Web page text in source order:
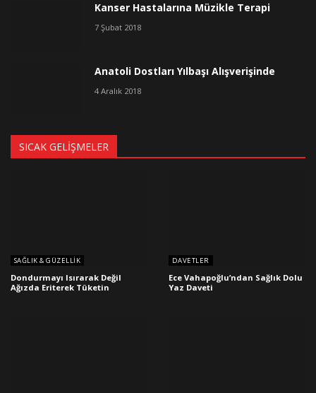
Kanser Hastalarına Müzikle Terapi
7 Şubat 2018
Anatoli Dostları Yılbaşı Alışverişinde
4 Aralık 2018
SICAK GELIŞMELER
SAĞLIK & GÜZELLIK
Dondurmayı Isırarak Değil
Ağızda Eriterek Tüketin
DAVETLER
Ece Vahapoğlu’ndan Sağlık Dolu
Yaz Daveti